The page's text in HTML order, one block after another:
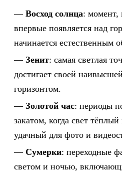
Восход солнца: момент,
впервые появляется над
начинается естественным
Зенит: самая светлая
достигает своей
горизонтом.
Золотой час: периоды
закатом, когда свет
удачный для фото и
Сумерки: переходные
светом и ночью,